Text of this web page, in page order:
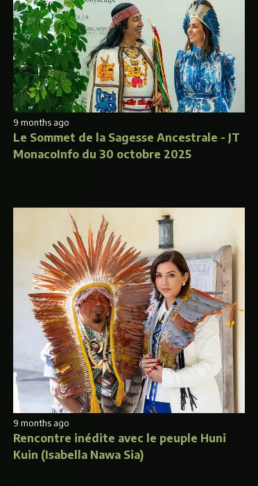
9 months ago
Le Sommet de la Sagesse Ancestrale - JT
MonacoInfo du 30 octobre 2025
9 months ago
Rencontre inédite avec le peuple Huni
Kuin (Isabella Nawa Sia)